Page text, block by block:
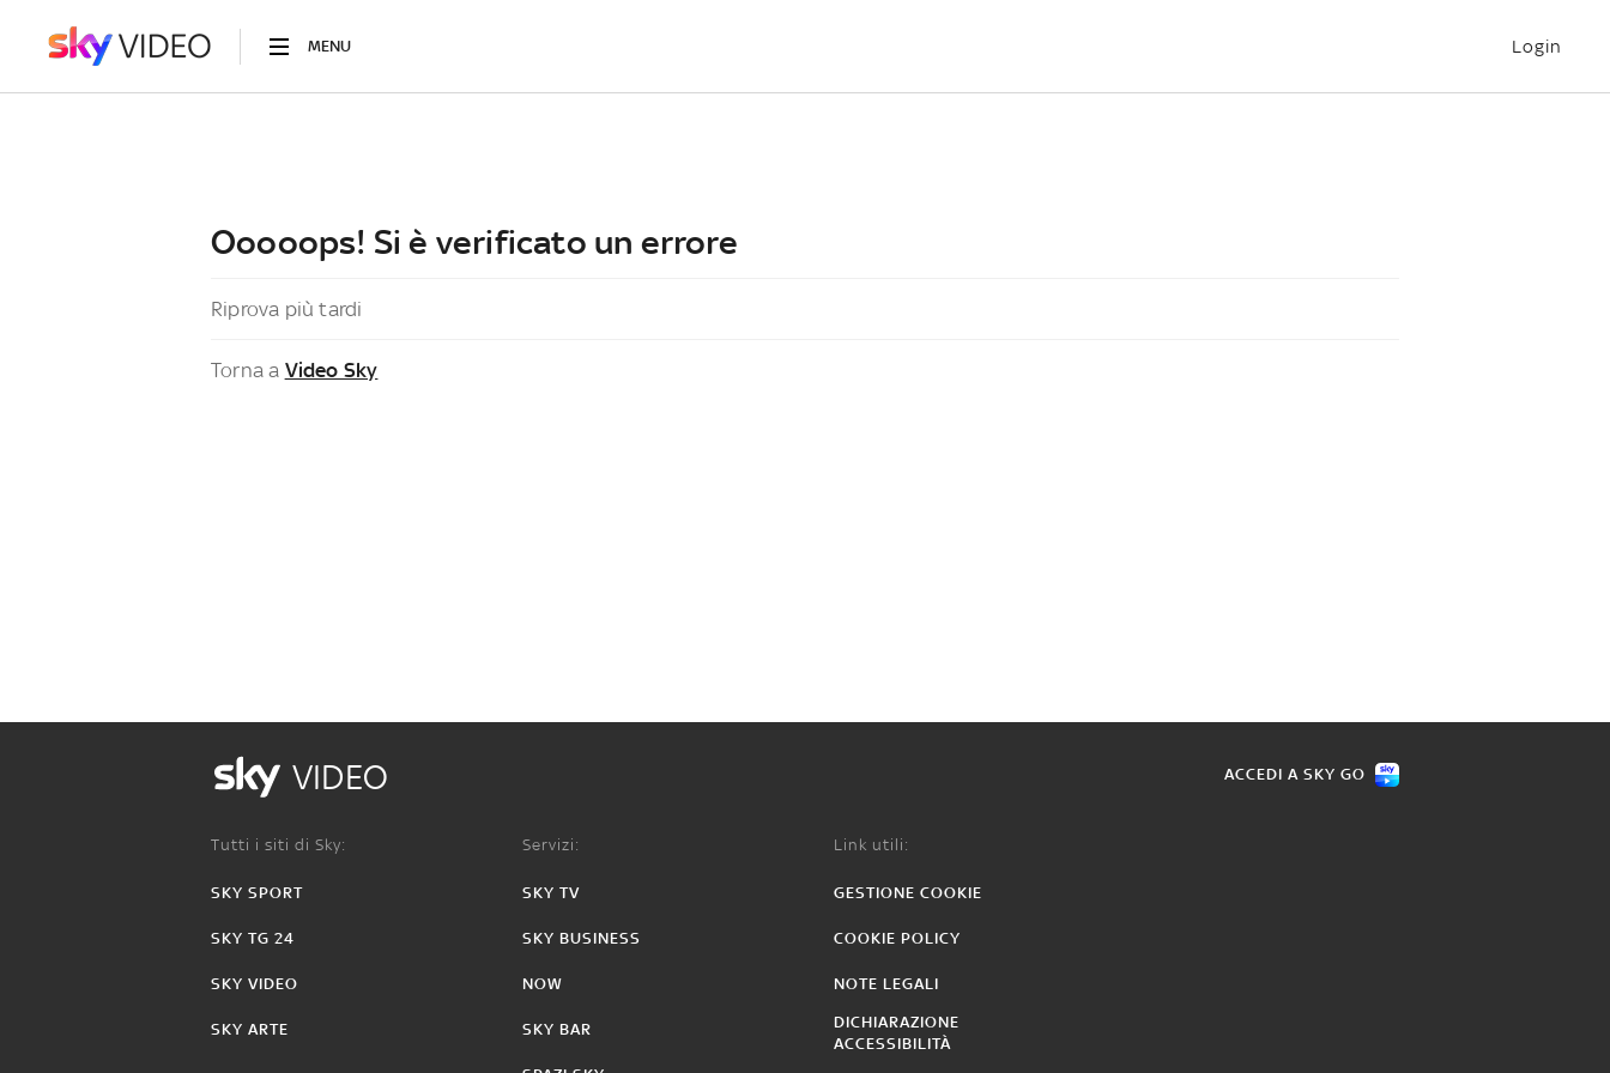
MENU Login
Ooooops! Si è verificato un errore
Riprova più tardi
Torna a Video Sky
VIDEO ACCEDI A SKY GO
Tutti i siti di Sky:
SKY SPORT
SKY TG 24
SKY VIDEO
SKY ARTE
Servizi:
SKY TV
SKY BUSINESS
NOW
SKY BAR
Link utili:
GESTIONE COOKIE
COOKIE POLICY
NOTE LEGALI
DICHIARAZIONE
ACCESSIBILITÀ